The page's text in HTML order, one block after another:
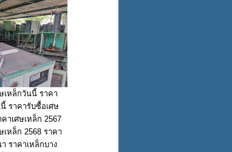
เหล็กวันนี้ ราคา
ราคารับซื้อเศษ
คาเศษเหล็ก 2567
เหล็ก 2568 ราคา
ราคาเหล็กบาง